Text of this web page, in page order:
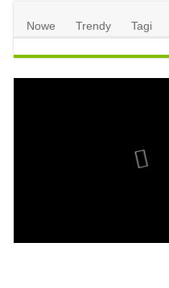
Nowe Trendy Tagi